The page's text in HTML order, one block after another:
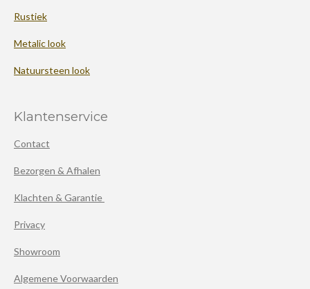
Rustiek
Metalic look
Natuursteen look
Klantenservice
Contact
Bezorgen & Afhalen
Klachten & Garantie
Privacy
Showroom
Algemene Voorwaarden